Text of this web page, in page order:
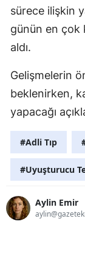
sürece ilişkin
günün en çok
aldı.
Gelişmelerin
beklenirken,
yapacağı
#Adli Tıp
#Uyuşturucu
Aylin Emir